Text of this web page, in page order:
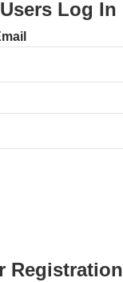
Log In
Registration